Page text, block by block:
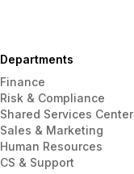
Departments
Finance
Risk & Compliance
Shared Services Center
Sales & Marketing
Human Resources
CS & Support